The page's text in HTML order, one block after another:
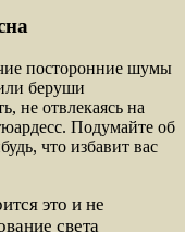
посторонние шумы
беруши
не отвлекаясь на
Подумайте об
что избавит вас
это и не
света